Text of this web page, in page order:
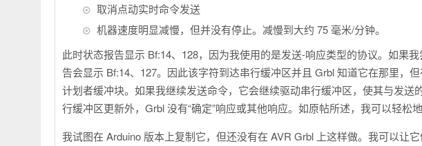
取消点动实时命令发送
机器速度明显减慢，但并没有停止。减慢到大约 75 毫米/分钟。
此时状态报告显示 Bf:14、128，因为我使用的是发送-响应类型的协议。如果
告会显示 Bf:14、127。因此该字符到达串行缓冲区并且 Grbl 知道它在那里，
计划者缓冲块。如果我继续发送命令，它会继续驱动串行缓冲区，使其与发送
行缓冲区更新外，Grbl 没有“确定”响应或其他响应。如原帖所述，我可以轻松
我试图在 Arduino 版本上复制它，但还没有在 AVR Grbl 上这样做。我可以让